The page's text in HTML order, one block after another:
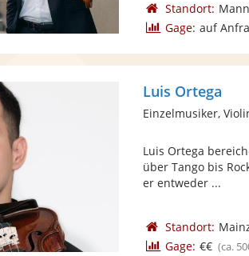
Standort:
Gage: auf
Luis Ortega
Einzelmusiker,
Luis Ortega
über Tango bis
er entweder ...
Standort:
Gage: €€ (ca.